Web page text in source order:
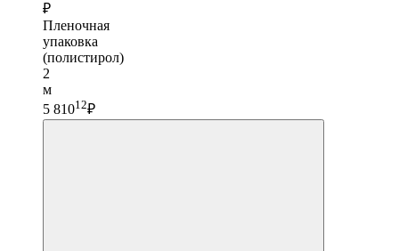
₽
Пленочная
упаковка
(полистирол)
2
м
5 81012₽